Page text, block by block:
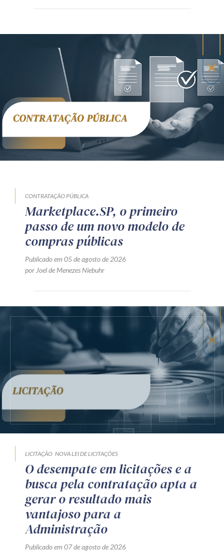
CONTRATAÇÃO PÚBLICA
Marketplace.SP, o primeiro
passo de um novo modelo de
compras públicas
Publicado em 05 de agosto de 2026
por Joel de Menezes Niebuhr
LICITAÇÃO NOVA LEI DE LICITAÇÕES
O desempate em licitações e a
busca pela contratação apta a
gerar o resultado mais
vantajoso para a
Administração
Publicado em 07 de agosto de 2026